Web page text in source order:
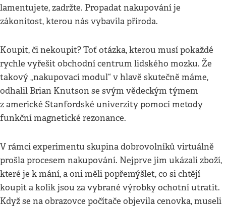
lamentujete, zadržte. Propadat nakupování je
zákonitost, kterou nás vybavila příroda.
Koupit, či nekoupit? Toť otázka, kterou musí pokaždé
rychle vyřešit obchodní centrum lidského mozku. Že
takový „nakupovací modul“ v hlavě skutečně máme,
odhalil Brian Knutson se svým vědeckým týmem
z americké Stanfordské univerzity pomocí metody
funkční magnetické rezonance.
V rámci experimentu skupina dobrovolníků virtuálně
prošla procesem nakupování. Nejprve jim ukázali zboží,
které je k mání, a oni měli popřemýšlet, co si chtějí
koupit a kolik jsou za vybrané výrobky ochotní utratit.
Když se na obrazovce počítače objevila cenovka, museli